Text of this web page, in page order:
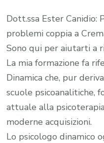
Dott.ssa Ester Canidio:
problemi coppia a
Sono qui per aiutarti a
La mia formazione fa
Dinamica che, pur
scuole psicoanalitiche,
attuale alla
moderne acquisizioni.
Lo psicologo dinamico